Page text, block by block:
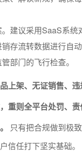
建议采用SaaS系统
存流转数据进行自动
部门的飞行检查。
上架、无证销售、
重则全平台处罚、
只有把合规做到极
信任打下坚实基础。